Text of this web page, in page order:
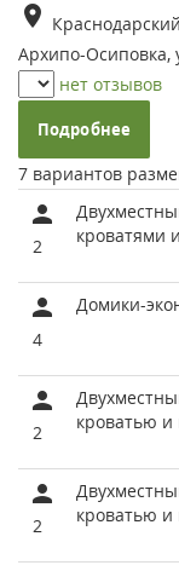
Архипо-Осиповка,
нет отзывов
Подробнее
7 вариантов
2
кроватями
4
Домики-
2
кроватью и
2
кроватью